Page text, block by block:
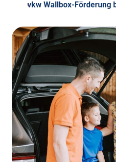
vkw Wallbox-Förderung